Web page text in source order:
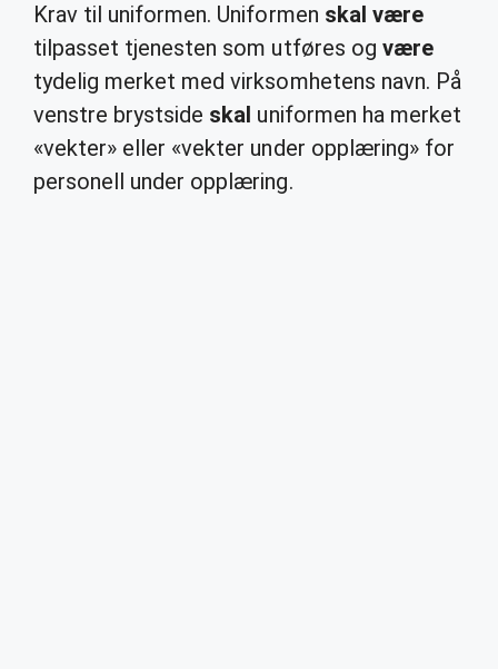
Krav til uniformen. Uniformen skal være
tilpasset tjenesten som utføres og være
tydelig merket med virksomhetens navn. På
venstre brystside skal uniformen ha merket
«vekter» eller «vekter under opplæring» for
personell under opplæring.